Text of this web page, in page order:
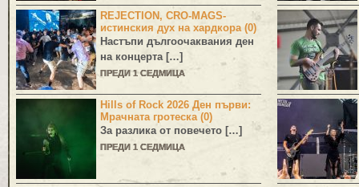
REJECTION, CRO-MAGS-
истинския дух на хардкора (0)
Настъпи дългоочаквания ден
на концерта […]
ПРЕДИ 1 СЕДМИЦА
Hills of Rock 2026 Ден първи:
Мрачната гротеска (0)
За разлика от повечето […]
ПРЕДИ 1 СЕДМИЦА